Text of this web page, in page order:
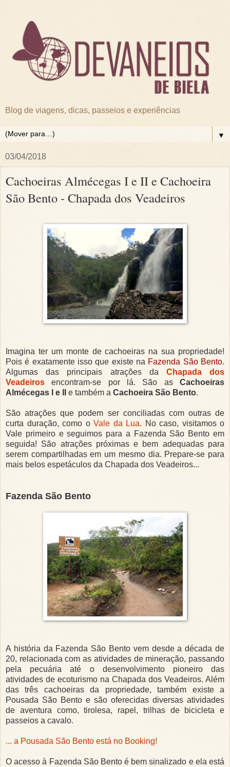
Blog de viagens, dicas, passeios e experiências
▼
03/04/2018
Cachoeiras Almécegas I e II e Cachoeira
São Bento - Chapada dos Veadeiros
Imagina ter um monte de cachoeiras na sua propriedade!
Pois é exatamente isso que existe na Fazenda São Bento.
Algumas das principais atrações da Chapada dos
Veadeiros encontram-se por lá. São as Cachoeiras
Almécegas I e II
e também a Cachoeira São Bento.
São atrações que podem ser conciliadas com outras de
curta duração, como o Vale da Lua. No caso, visitamos o
Vale primeiro e seguimos para a Fazenda São Bento em
seguida! São atrações próximas e bem adequadas para
serem compartilhadas em um mesmo dia. Prepare-se para
mais belos espetáculos da Chapada dos Veadeiros...
Fazenda São Bento
A história da Fazenda São Bento vem desde a década de
20, relacionada com as atividades de mineração, passando
pela pecuária até o desenvolvimento pioneiro das
atividades de ecoturismo na Chapada dos Veadeiros. Além
das três cachoeiras da propriedade, também existe a
Pousada São Bento e são oferecidas diversas atividades
de aventura como, tirolesa, rapel, trilhas de bicicleta e
passeios a cavalo.
... a Pousada São Bento está no Booking!
O acesso à Fazenda São Bento é bem sinalizado e ela está